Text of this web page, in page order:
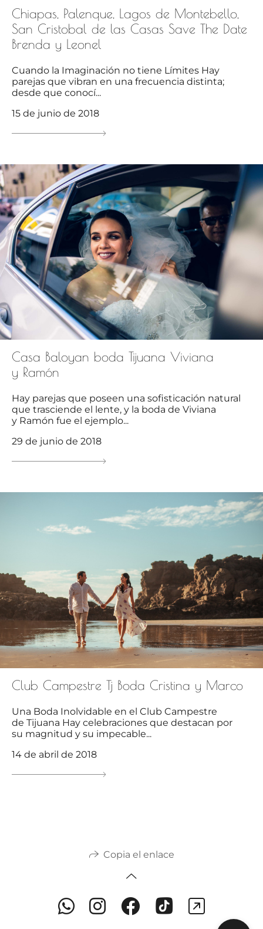
Chiapas, Palenque, Lagos de Montebello,
San Cristobal de las Casas Save The Date
Brenda y Leonel
Cuando la Imaginación no tiene Límites Hay
parejas que vibran en una frecuencia distinta;
desde que conocí...
15 de junio de 2018
Casa Baloyan boda Tijuana Viviana
y Ramón
Hay parejas que poseen una sofisticación natural
que trasciende el lente, y la boda de Viviana
y Ramón fue el ejemplo...
29 de junio de 2018
Club Campestre Tj Boda Cristina y Marco
Una Boda Inolvidable en el Club Campestre
de Tijuana Hay celebraciones que destacan por
su magnitud y su impecable...
14 de abril de 2018
Copia el enlace